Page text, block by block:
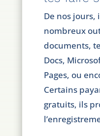
De nos jours,
nombreux
documents,
Docs,
Pages, ou
Certains
gratuits, ils